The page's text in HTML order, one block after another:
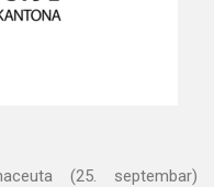
(25. septembar)